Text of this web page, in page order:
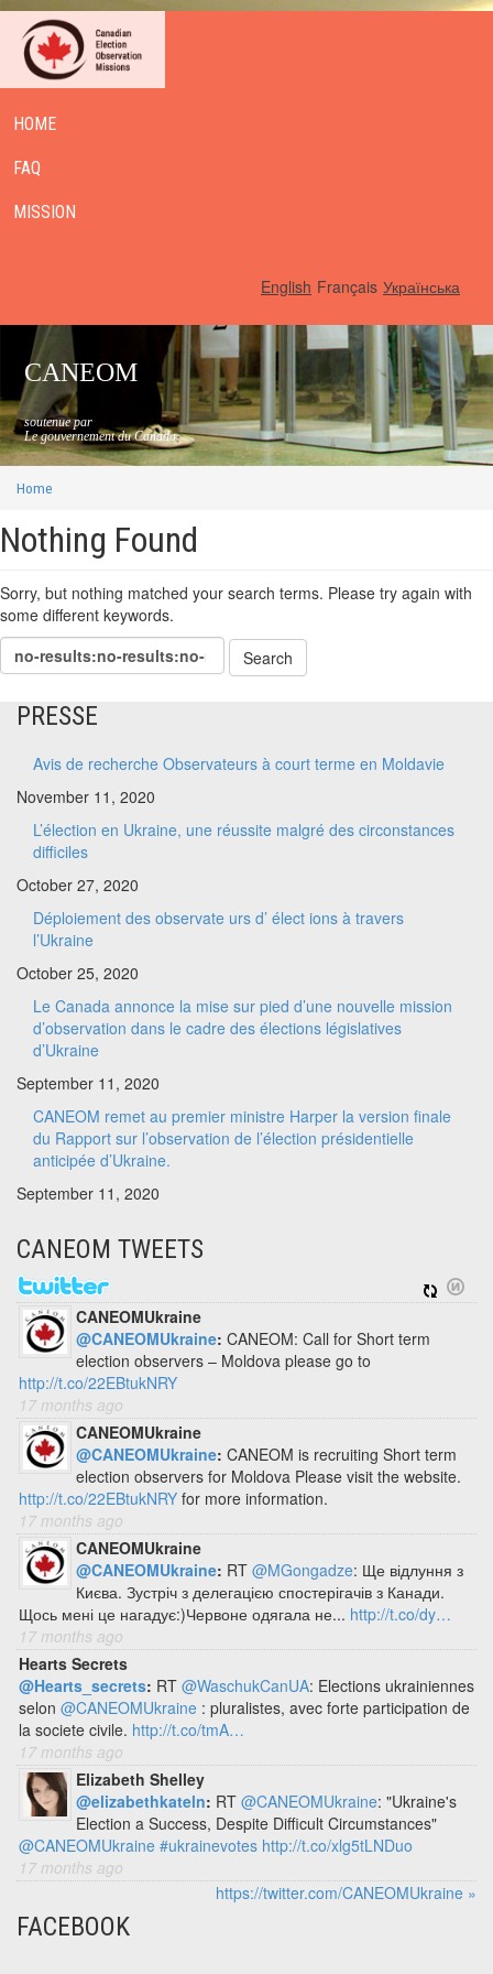
HOME
FAQ
MISSION
Українська
Français
English
CANEOM
soutenue par
Le gouvernement du Canada
Home
Nothing Found
Sorry, but nothing matched your search terms. Please try again with
some different keywords.
PRESSE
Avis de recherche Observateurs à court terme en Moldavie
November 11, 2020
L’élection en Ukraine, une réussite malgré des circonstances
difficiles
October 27, 2020
Déploiement des observate urs d’ élect ions à travers
l’Ukraine
October 25, 2020
Le Canada annonce la mise sur pied d’une nouvelle mission
d’observation dans le cadre des élections législatives
d’Ukraine
September 11, 2020
CANEOM remet au premier ministre Harper la version finale
du Rapport sur l’observation de l’élection présidentielle
anticipée d’Ukraine.
September 11, 2020
CANEOM TWEETS
CANEOMUkraine
@CANEOMUkraine: CANEOM: Call for Short term
election observers – Moldova please go to
http://t.co/22EBtukNRY
17 months ago
CANEOMUkraine
@CANEOMUkraine: CANEOM is recruiting Short term
election observers for Moldova Please visit the website.
http://t.co/22EBtukNRY for more information.
17 months ago
CANEOMUkraine
@CANEOMUkraine: RT @MGongadze: Ще відлуння з
Києва. Зустріч з делегацією спостерігачів з Канади.
Щось мені це нагадує:)Червоне одягала не... http://t.co/dy…
17 months ago
Hearts Secrets
@Hearts_secrets: RT @WaschukCanUA: Elections ukrainiennes
selon @CANEOMUkraine : pluralistes, avec forte participation de
la societe civile. http://t.co/tmA…
17 months ago
Elizabeth Shelley
@elizabethkateln: RT @CANEOMUkraine: "Ukraine's
Election a Success, Despite Difficult Circumstances"
@CANEOMUkraine #ukrainevotes http://t.co/xlg5tLNDuo
17 months ago
https://twitter.com/CANEOMUkraine »
FACEBOOK